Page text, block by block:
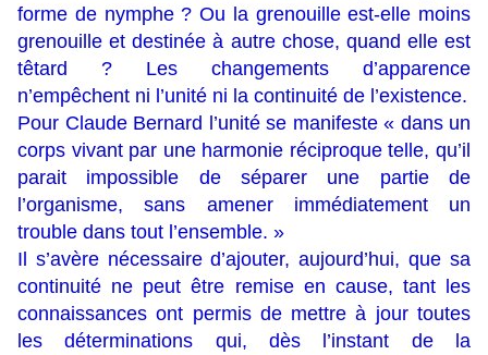
forme de nymphe ? Ou la grenouille est-elle moins
grenouille et destinée à autre chose, quand elle est
têtard ? Les changements d’apparence
n’empêchent ni l’unité ni la continuité de l’existence.
Pour Claude Bernard l’unité se manifeste « dans un
corps vivant par une harmonie réciproque telle, qu’il
parait impossible de séparer une partie de
l’organisme, sans amener immédiatement un
trouble dans tout l’ensemble. »
Il s’avère nécessaire d’ajouter, aujourd’hui, que sa
continuité ne peut être remise en cause, tant les
connaissances ont permis de mettre à jour toutes
les déterminations qui, dès l’instant de la